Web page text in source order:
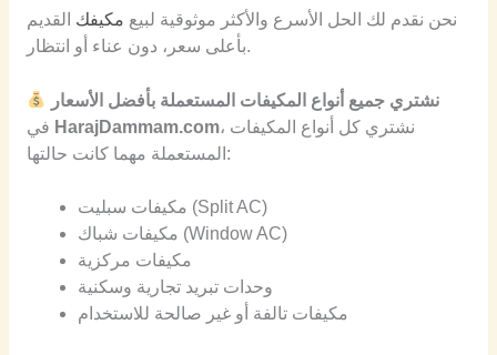
نحن نقدم لك الحل الأسرع والأكثر موثوقية لبيع مكيفك القديم
بأعلى سعر، دون عناء أو انتظار.
نشتري جميع أنواع المكيفات المستعملة بأفضل الأسعار
HarajDammam.com، نشتري كل أنواع المكيفات
المستعملة مهما كانت حالتها:
مكيفات سبليت (Split AC)
مكيفات شباك (Window AC)
مكيفات مركزية
وحدات تبريد تجارية وسكنية
مكيفات تالفة أو غير صالحة للاستخدام